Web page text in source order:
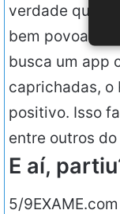
verdade que
bem povoado
busca um app
caprichadas, o
positivo. Isso
entre outros
E aí,
5/9EXAME.com